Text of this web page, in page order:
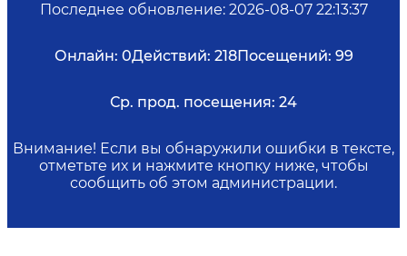
Последнее обновление: 2026-08-07 22:13:37
Онлайн: 0Действий: 218Посещений: 99
Ср. прод. посещения: 24
Внимание! Если вы обнаружили ошибки в тексте,
отметьте их и нажмите кнопку ниже, чтобы
сообщить об этом администрации.